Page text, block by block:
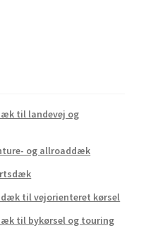
til landevej og
og allroaddæk
til vejorienteret kørsel
til bykørsel og touring